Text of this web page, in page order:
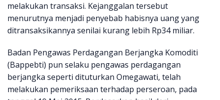
melakukan transaksi. Kejanggalan tersebut
menurutnya menjadi penyebab habisnya uang yang
ditransaksikannya senilai kurang lebih Rp34 miliar.
Badan Pengawas Perdagangan Berjangka Komoditi
(Bappebti) pun selaku pengawas perdagangan
berjangka seperti dituturkan Omegawati, telah
melakukan pemeriksaan terhadap perseroan, pada